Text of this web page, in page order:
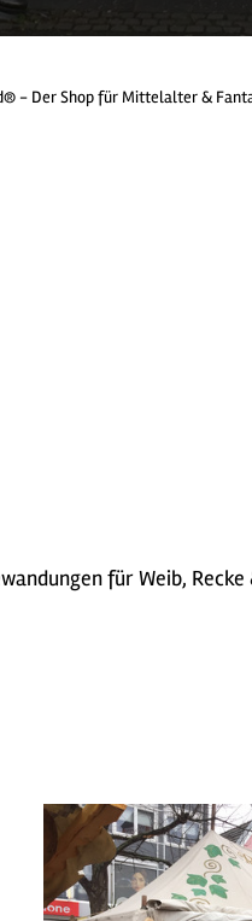
- Der Shop für Mittelalter &
für Weib,